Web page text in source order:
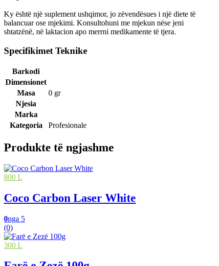
Ky është një suplement ushqimor, jo zëvendësues i një diete të
balancuar ose mjekimi. Konsultohuni me mjekun nëse jeni
shtatzënë, në laktacion apo merrni medikamente të tjera.
Specifikimet Teknike
Barkodi
Dimensionet
Masa
0 gr
Njesia
Marka
Kategoria
Profesionale
Produkte të ngjashme
800 L
Coco Carbon Laser White
0nga 5
(0)
300 L